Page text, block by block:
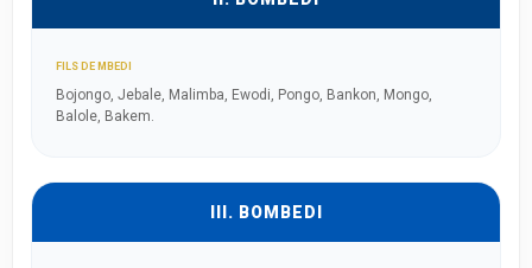
FILS DE MBEDI
Bojongo, Jebale, Malimba, Ewodi, Pongo, Bankon, Mongo,
Balole, Bakem.
III. BOMBEDI